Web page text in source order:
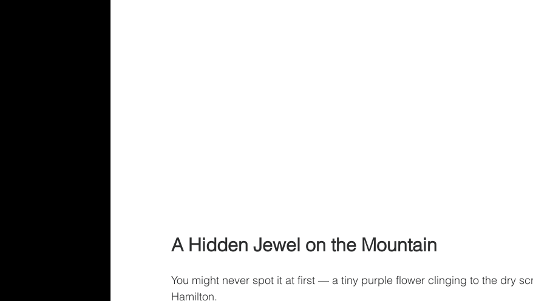
A Hidden Jewel on the Mountain
You might never spot it at first — a tiny purple flower clinging to the dry
Hamilton.